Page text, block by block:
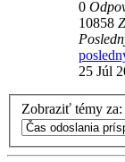
0
10858
25 Júl
Zobraziť témy za: